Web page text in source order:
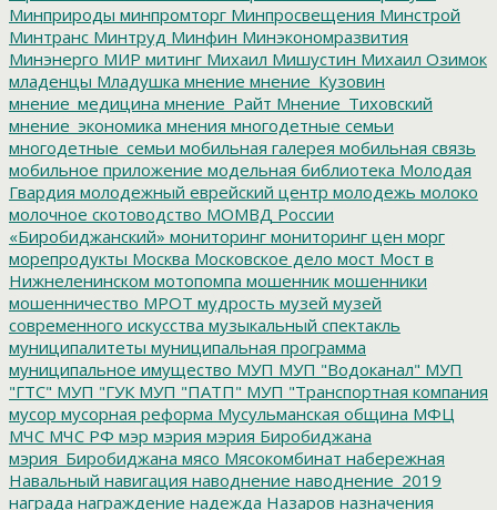
Минприроды минпромторг Минпросвещения Минстрой
Минтранс Минтруд Минфин Минэкономразвития
Минэнерго МИР митинг Михаил Мишустин Михаил Озимок
младенцы Младушка мнение мнение_Кузовин
мнение_медицина мнение_Райт Мнение_Тиховский
мнение_экономика мнения многодетные семьи
многодетные_семьи мобильная галерея мобильная связь
мобильное приложение модельная библиотека Молодая
Гвардия молодежный еврейский центр молодежь молоко
молочное скотоводство МОМВД России
«Биробиджанский» мониторинг мониторинг цен морг
морепродукты Москва Московское дело мост Мост в
Нижнеленинском мотопомпа мошенник мошенники
мошенничество МРОТ мудрость музей музей
современного искусства музыкальный спектакль
муниципалитеты муниципальная программа
муниципальное имущество МУП МУП "Водоканал" МУП
"ГТС" МУП "ГУК МУП "ПАТП" МУП "Транспортная компания
мусор мусорная реформа Мусульманская община МФЦ
МЧС МЧС РФ мэр мэрия мэрия Биробиджана
мэрия_Биробиджана мясо Мясокомбинат набережная
Навальный навигация наводнение наводнение_2019
награда награждение надежда Назаров назначения